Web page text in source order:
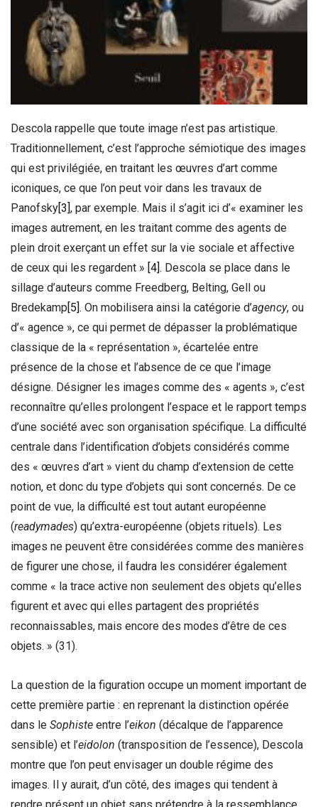
Descola rappelle que toute image n’est pas artistique.
Traditionnellement, c’est l’approche sémiotique des images
qui est privilégiée, en traitant les œuvres d’art comme
iconiques, ce que l’on peut voir dans les travaux de
Panofsky [3] , par exemple. Mais il s’agit ici d’« examiner les
images autrement, en les traitant comme des agents de
plein droit exerçant un effet sur la vie sociale et affective
de ceux qui les regardent » [4] . Descola se place dans le
sillage d’auteurs comme Freedberg, Belting, Gell ou
Bredekamp [5] . On mobilisera ainsi la catégorie d’agency, ou
d’« agence », ce qui permet de dépasser la problématique
classique de la « représentation », écartelée entre
présence de la chose et l’absence de ce que l’image
désigne. Désigner les images comme des « agents », c’est
reconnaître qu’elles prolongent l’espace et le rapport temps
d’une société avec son organisation spécifique. La difficulté
centrale dans l’identification d’objets considérés comme
des « œuvres d’art » vient du champ d’extension de cette
notion, et donc du type d’objets qui sont concernés. De ce
point de vue, la difficulté est tout autant européenne
(readymades) qu’extra-européenne (objets rituels). Les
images ne peuvent être considérées comme des manières
de figurer une chose, il faudra les considérer également
comme « la trace active non seulement des objets qu’elles
figurent et avec qui elles partagent des propriétés
reconnaissables, mais encore des modes d’être de ces
objets. » (31).
La question de la figuration occupe un moment important de
cette première partie : en reprenant la distinction opérée
dans le Sophiste entre l’eikon (décalque de l’apparence
sensible) et l’eidolon (transposition de l’essence), Descola
montre que l’on peut envisager un double régime des
images. Il y aurait, d’un côté, des images qui tendent à